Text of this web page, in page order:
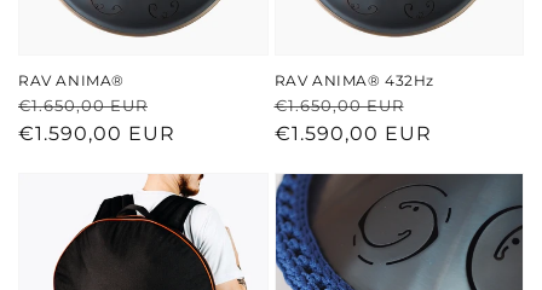
RAV ANIMA®
Precio
habitual
€1.650,00 EUR
Precio
de
€1.590,00 EUR
RAV ANIMA® 432Hz
Precio
habitual
€1.650,00 EUR
Precio
de
€1.590,00 EUR